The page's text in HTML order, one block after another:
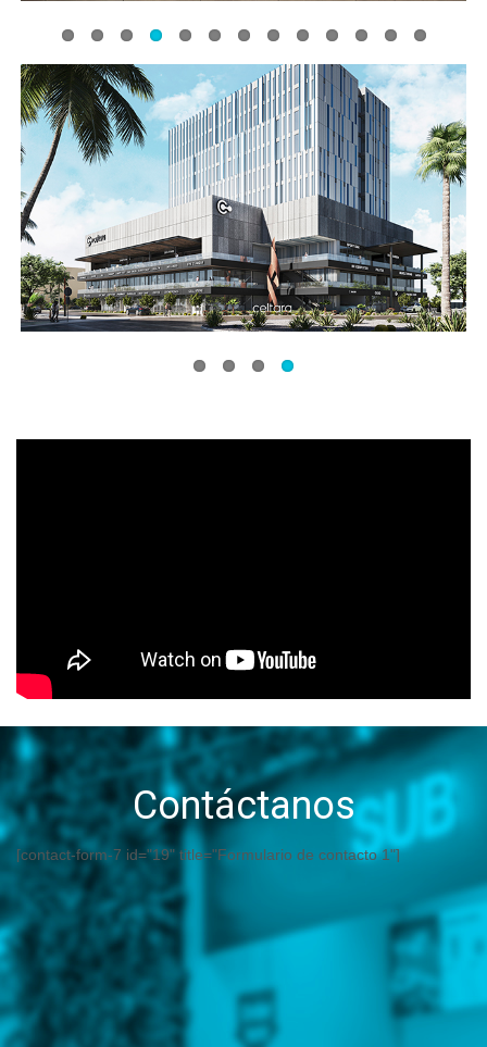
Contáctanos
[contact-form-7 id="19" title="Formulario de contacto 1"]